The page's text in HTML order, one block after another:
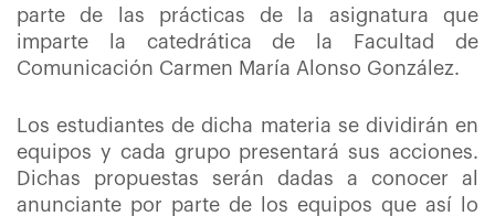
parte de las prácticas de la asignatura que
imparte la catedrática de la Facultad de
Comunicación Carmen María Alonso González.
Los estudiantes de dicha materia se dividirán en
equipos y cada grupo presentará sus acciones.
Dichas propuestas serán dadas a conocer al
anunciante por parte de los equipos que así lo